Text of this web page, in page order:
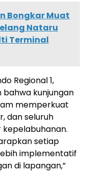
Bongkar Muat
Nataru
Terminal
Regional 1,
bahwa kunjungan
memperkuat
dan seluruh
setiap
implementatif
di lapangan,”